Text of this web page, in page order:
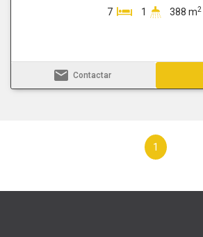
7 1 388 m2
email Contactar
1